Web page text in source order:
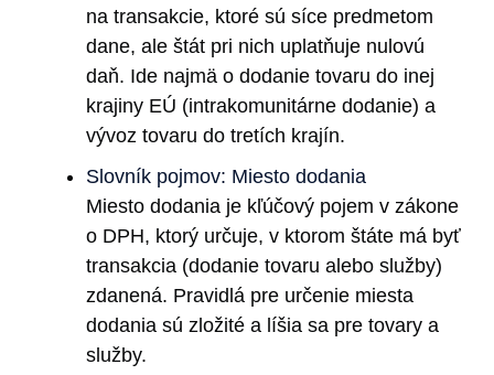
na transakcie, ktoré sú síce predmetom
dane, ale štát pri nich uplatňuje nulovú
daň. Ide najmä o dodanie tovaru do inej
krajiny EÚ (intrakomunitárne dodanie) a
vývoz tovaru do tretích krajín.
Slovník pojmov: Miesto dodania
Miesto dodania je kľúčový pojem v zákone
o DPH, ktorý určuje, v ktorom štáte má byť
transakcia (dodanie tovaru alebo služby)
zdanená. Pravidlá pre určenie miesta
dodania sú zložité a líšia sa pre tovary a
služby.